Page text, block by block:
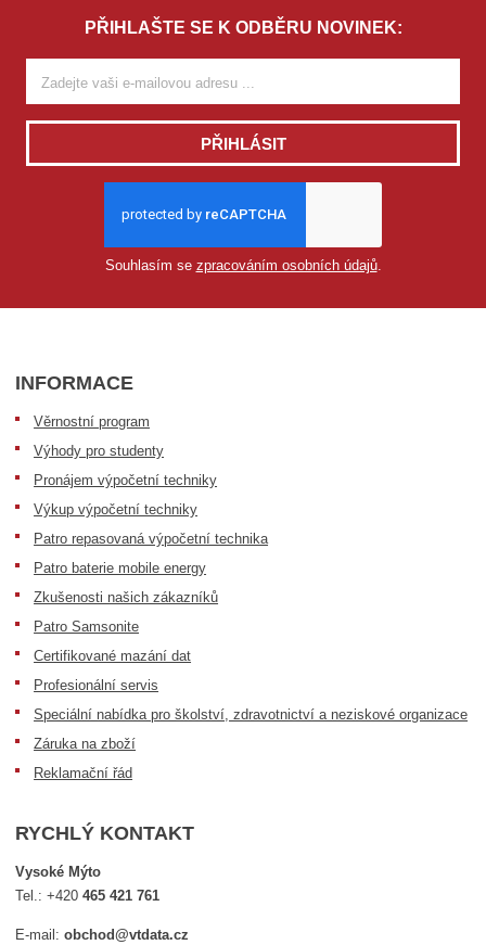
PŘIHLAŠTE SE K ODBĚRU NOVINEK:
PŘIHLÁSIT
Souhlasím se zpracováním osobních údajů.
INFORMACE
Věrnostní program
Výhody pro studenty
Pronájem výpočetní techniky
Výkup výpočetní techniky
Patro repasovaná výpočetní technika
Patro baterie mobile energy
Zkušenosti našich zákazníků
Patro Samsonite
Certifikované mazání dat
Profesionální servis
Speciální nabídka pro školství, zdravotnictví a neziskové organizace
Záruka na zboží
Reklamační řád
RYCHLÝ KONTAKT
Vysoké Mýto
Tel.:+420465 421 761
E-mail:obchod@vtdata.cz